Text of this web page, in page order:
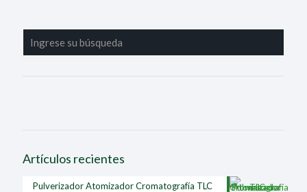
Artículos recientes
Pulverizador Atomizador Cromatografía TLC